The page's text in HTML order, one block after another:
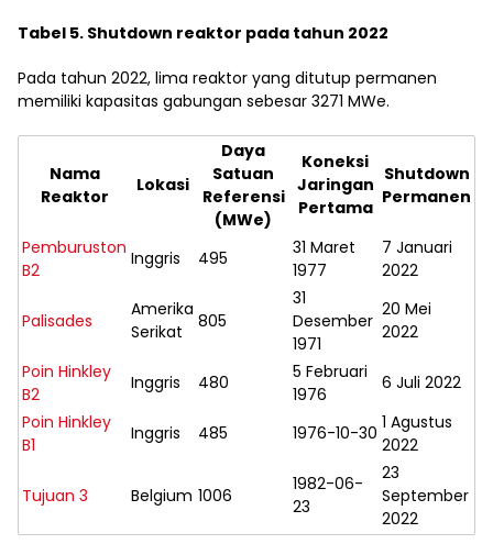
Tabel 5. Shutdown reaktor pada tahun 2022
Pada tahun 2022, lima reaktor yang ditutup permanen
memiliki kapasitas gabungan sebesar 3271 MWe.
Nama
Reaktor
Lokasi
Daya
Satuan
Referensi
(MWe)
Koneksi
Jaringan
Pertama
Shutdown
Permanen
Pemburuston
B2
Inggris 495
31 Maret
1977
7 Januari
2022
Palisades
Amerika
Serikat
805
31
Desember
1971
20 Mei
2022
Poin Hinkley
B2
Inggris 480
5 Februari
1976
6 Juli 2022
Poin Hinkley
B1
Inggris 485 1976-10-30 1 Agustus
2022
Tujuan 3 Belgium 1006
1982-06-
23
23
September
2022